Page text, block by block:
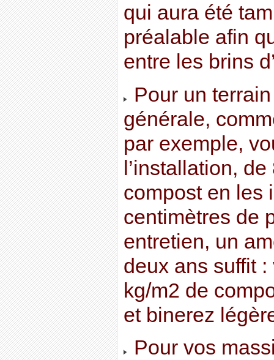
qui aura été
préalable afin
entre les brins
Pour un
générale,
par exemple,
l’installation,
compost en les
centimètres de
entretien, un
deux ans suffit
kg/m2 de
et binerez
Pour vos